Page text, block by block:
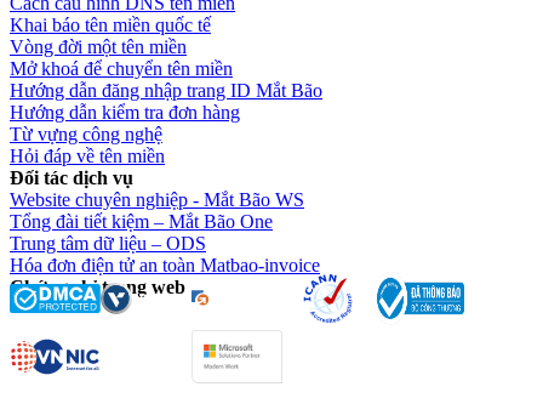
Khai báo tên miền quốc tế
Vòng đời một tên miền
Mở khoá để chuyển tên miền
Hướng dẫn đăng nhập trang ID Mắt Bão
Hướng dẫn kiểm tra đơn hàng
Từ vựng công nghệ
Hỏi đáp về tên miền
Đối tác dịch vụ
Website chuyên nghiệp - Mắt Bão WS
Tổng đài tiết kiệm – Mắt Bão One
Trung tâm dữ liệu – ODS
Hóa đơn điện tử an toàn Matbao-invoice
Chứng chỉ trang web